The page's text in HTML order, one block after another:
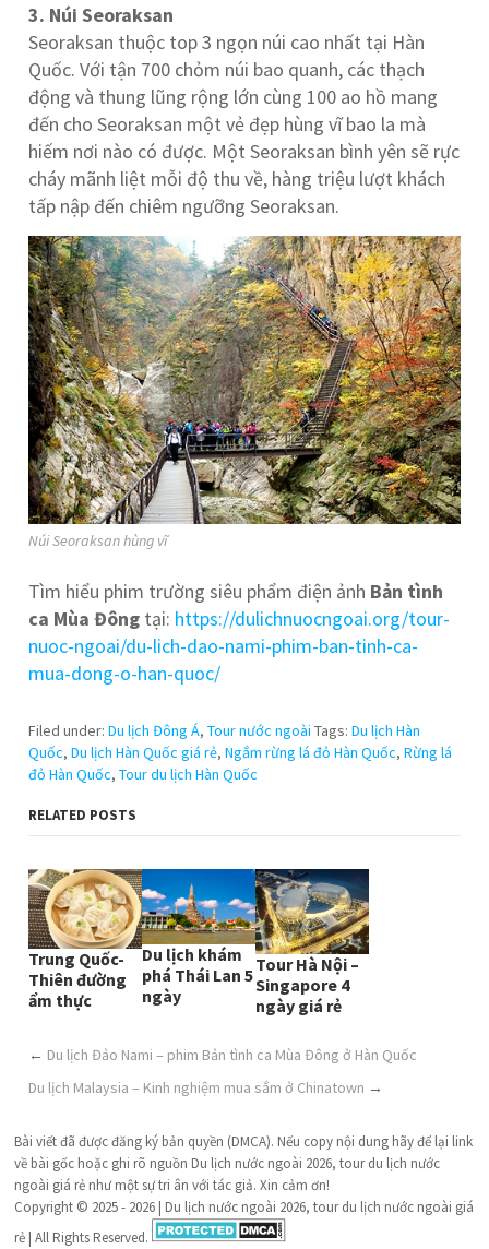
3. Núi Seoraksan
Seoraksan thuộc top 3 ngọn núi cao nhất tại Hàn
Quốc. Với tận 700 chỏm núi bao quanh, các thạch
động và thung lũng rộng lớn cùng 100 ao hồ mang
đến cho Seoraksan một vẻ đẹp hùng vĩ bao la mà
hiếm nơi nào có được. Một Seoraksan bình yên sẽ rực
cháy mãnh liệt mỗi độ thu về, hàng triệu lượt khách
tấp nập đến chiêm ngưỡng Seoraksan.
Núi Seoraksan hùng vĩ
Tìm hiểu phim trường siêu phẩm điện ảnh Bản tình
ca Mùa Đông tại: https://dulichnuocngoai.org/tour-
nuoc-ngoai/du-lich-dao-nami-phim-ban-tinh-ca-
mua-dong-o-han-quoc/
Filed under:Du lịch Đông Á,Tour nước ngoài Tags:Du lịch Hàn
Quốc,Du lịch Hàn Quốc giá rẻ,Ngắm rừng lá đỏ Hàn Quốc,Rừng lá
đỏ Hàn Quốc,Tour du lịch Hàn Quốc
RELATED POSTS
Trung Quốc-
Thiên đường
ẩm thực
Du lịch khám
phá Thái Lan 5
ngày
Tour Hà Nội –
Singapore 4
ngày giá rẻ
← Du lịch Đảo Nami – phim Bản tình ca Mùa Đông ở Hàn Quốc
Du lịch Malaysia – Kinh nghiệm mua sắm ở Chinatown →
Bài viết đã được đăng ký bản quyền (DMCA). Nếu copy nội dung hãy để lại link
về bài gốc hoặc ghi rõ nguồn Du lịch nước ngoài 2026, tour du lịch nước
ngoài giá rẻ như một sự tri ân với tác giả. Xin cảm ơn!
Copyright © 2025 - 2026 | Du lịch nước ngoài 2026, tour du lịch nước ngoài giá
rẻ | All Rights Reserved.